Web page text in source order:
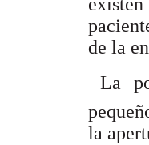
de la
 La
la